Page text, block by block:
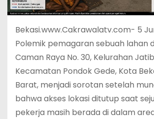
Bekasi.www.Cakrawalatv.com- 5
Polemik pemagaran sebuah lahan
Caman Raya No. 30, Kelurahan
Kecamatan Pondok Gede, Kota
Barat, menjadi sorotan setelah
bahwa akses lokasi ditutup saat
pekerja masih berada di dalam